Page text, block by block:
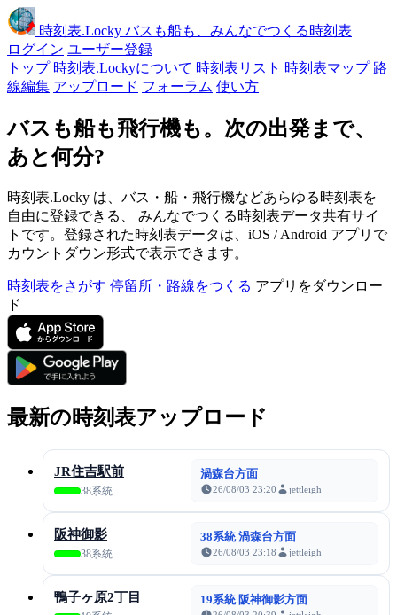
時刻表.Locky バスも船も、みんなでつくる時刻表
ログイン ユーザー登録
トップ 時刻表.Lockyについて 時刻表リスト 時刻表マップ 路
線編集 アップロード フォーラム 使い方
バスも船も飛行機も。次の出発まで、
あと何分?
時刻表.Locky は、バス・船・飛行機などあらゆる時刻表を
自由に登録できる、 みんなでつくる時刻表データ共有サイ
トです。登録された時刻表データは、iOS / Android アプリで
カウントダウン形式で表示できます。
時刻表をさがす 停留所・路線をつくる アプリをダウンロー
ド
最新の時刻表アップロード
JR住吉駅前
38系統
渦森台方面
26/08/03 23:20 jettleigh
阪神御影
38系統
38系統 渦森台方面
26/08/03 23:18 jettleigh
鴨子ヶ原2丁目 19系統 阪神御影方面